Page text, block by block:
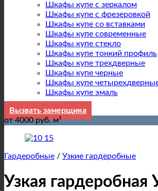
Шкафы купе с зеркалом
Шкафы купе с фрезеровкой
Шкафы купе со вставками
Шкафы купе современные
Шкафы купе стекло
Шкафы купе тонкий профиль
Шкафы купе трехдверные
Шкафы купе черные
Шкафы купе
Шкафы купе эмаль
Вызвать замерщика
от 4000 руб. м²
Гардеробные / Узкие гардеробные
Узкая гардеробная